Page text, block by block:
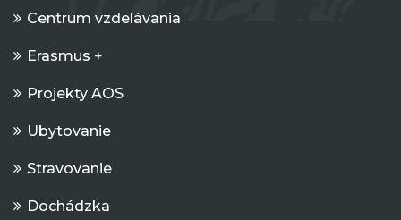
Centrum vzdelávania
Erasmus +
Projekty AOS
Ubytovanie
Stravovanie
Dochádzka